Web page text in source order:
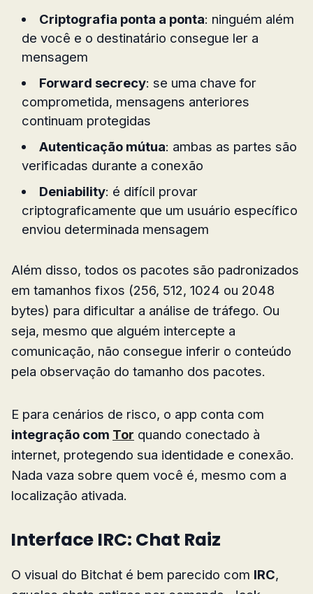
Criptografia ponta a ponta: ninguém além
de você e o destinatário consegue ler a
mensagem
Forward secrecy: se uma chave for
comprometida, mensagens anteriores
continuam protegidas
Autenticação mútua: ambas as partes são
verificadas durante a conexão
Deniability: é difícil provar
criptograficamente que um usuário específico
enviou determinada mensagem
Além disso, todos os pacotes são padronizados
em tamanhos fixos (256, 512, 1024 ou 2048
bytes) para dificultar a análise de tráfego. Ou
seja, mesmo que alguém intercepte a
comunicação, não consegue inferir o conteúdo
pela observação do tamanho dos pacotes.
E para cenários de risco, o app conta com
integração com Tor quando conectado à
internet, protegendo sua identidade e conexão.
Nada vaza sobre quem você é, mesmo com a
localização ativada.
Interface IRC: Chat Raiz
O visual do Bitchat é bem parecido com IRC,